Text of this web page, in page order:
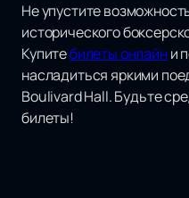
Не упустите
исторического
Купитебилеты онлайни
насладиться яркими
Boulivard Hall. Будьте
билеты!